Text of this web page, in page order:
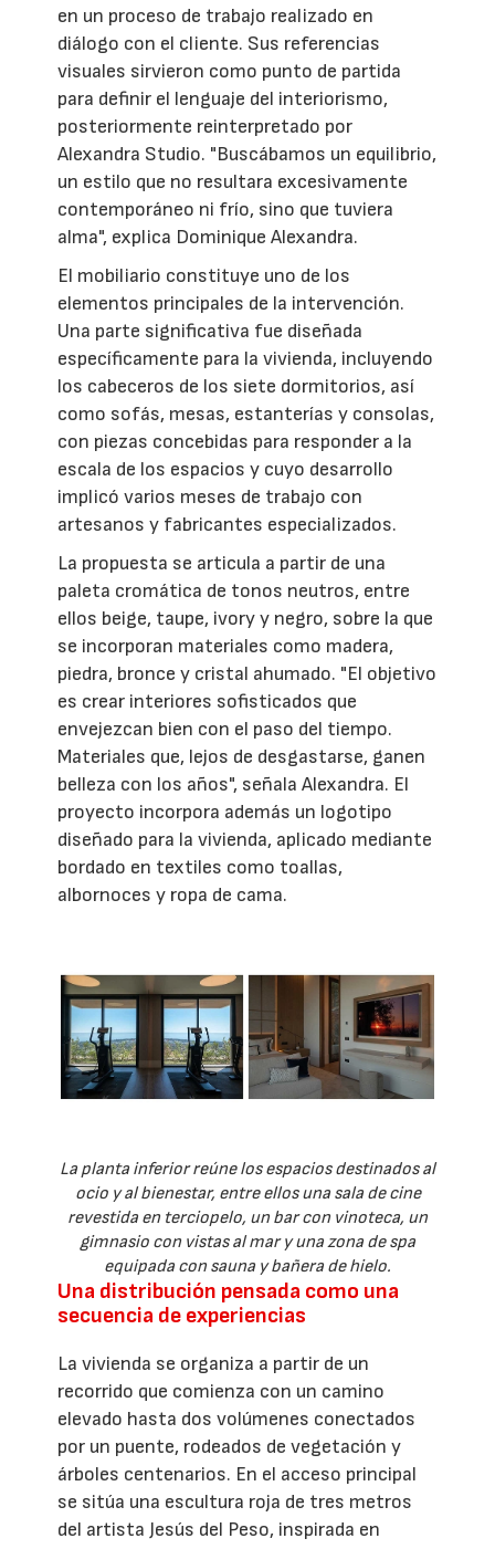
en un proceso de trabajo realizado en
diálogo con el cliente. Sus referencias
visuales sirvieron como punto de partida
para definir el lenguaje del interiorismo,
posteriormente reinterpretado por
Alexandra Studio. "Buscábamos un equilibrio,
un estilo que no resultara excesivamente
contemporáneo ni frío, sino que tuviera
alma", explica Dominique Alexandra.
El mobiliario constituye uno de los
elementos principales de la intervención.
Una parte significativa fue diseñada
específicamente para la vivienda, incluyendo
los cabeceros de los siete dormitorios, así
como sofás, mesas, estanterías y consolas,
con piezas concebidas para responder a la
escala de los espacios y cuyo desarrollo
implicó varios meses de trabajo con
artesanos y fabricantes especializados.
La propuesta se articula a partir de una
paleta cromática de tonos neutros, entre
ellos beige, taupe, ivory y negro, sobre la que
se incorporan materiales como madera,
piedra, bronce y cristal ahumado. "El objetivo
es crear interiores sofisticados que
envejezcan bien con el paso del tiempo.
Materiales que, lejos de desgastarse, ganen
belleza con los años", señala Alexandra. El
proyecto incorpora además un logotipo
diseñado para la vivienda, aplicado mediante
bordado en textiles como toallas,
albornoces y ropa de cama.
La planta inferior reúne los espacios destinados al
ocio y al bienestar, entre ellos una sala de cine
revestida en terciopelo, un bar con vinoteca, un
gimnasio con vistas al mar y una zona de spa
equipada con sauna y bañera de hielo.
Una distribución pensada como una
secuencia de experiencias
La vivienda se organiza a partir de un
recorrido que comienza con un camino
elevado hasta dos volúmenes conectados
por un puente, rodeados de vegetación y
árboles centenarios. En el acceso principal
se sitúa una escultura roja de tres metros
del artista Jesús del Peso, inspirada en